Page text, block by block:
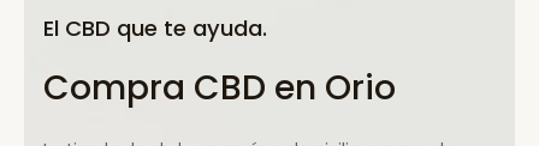
El CBD que te ayuda.
Compra CBD en Orio